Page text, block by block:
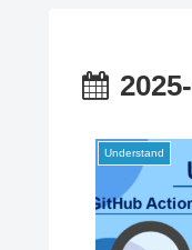
Understand